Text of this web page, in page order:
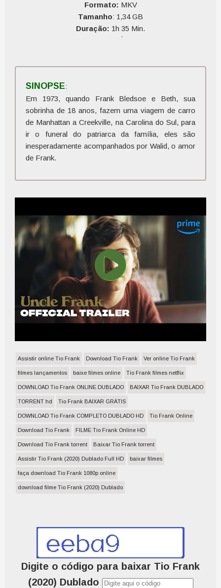
Formato: MKV
Tamanho: 1,34 GB
Duração: 1h 35 Min.
SINOPSE:
Em 1973, quando Frank Bledsoe e Beth, sua
sobrinha de 18 anos, fazem uma viagem de carro
de Manhattan a Creekville, na Carolina do Sul, para
ir o funeral do patriarca da família, eles são
inesperadamente acompanhados por Walid, o amor
de Frank.
Assistir online Tio Frank Download Tio Frank Ver online Tio Frank
filmes lançamentos baixe filmes online Tio Frank filmes netflix
DOWNLOAD Tio Frank ONLINE DUBLADO BAIXAR Tio Frank DUBLADO
TORRENT hd Tio Frank BAIXAR GRÁTIS
DOWNLOAD Tio Frank COMPLETO DUBLADO HD Tio Frank Online
Download Tio Frank FILME Tio Frank Online HD
Download Tio Frank torrent Baixar Tio Frank torrent
Assistir Tio Frank (2020) Dublado Full HD baixar filmes
faça download Tio Frank 1080p online
download filme Tio Frank (2020) Dublado
Digite o código para baixar Tio Frank
(2020) Dublado